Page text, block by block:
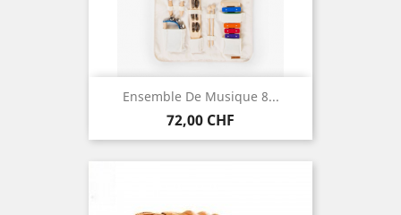
Ensemble De Musique 8...
Preis
72,00 CHF